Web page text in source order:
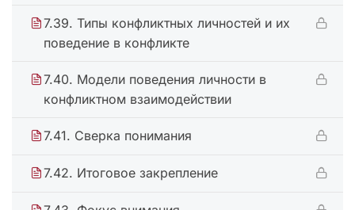
7.39. Типы конфликтных личностей и их
поведение в конфликте
7.40. Модели поведения личности в
конфликтном взаимодействии
7.41. Сверка понимания
7.42. Итоговое закрепление